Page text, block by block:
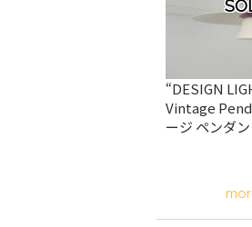
“DESIGN
Vintage
ージ ペンダ